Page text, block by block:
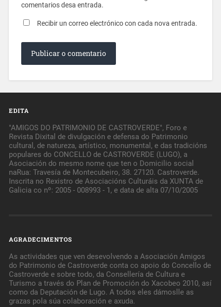
comentarios desa entrada.
Recibir un correo electrónico con cada nova entrada.
EDITA
"AMIGOS DO PATRIMONIO DE CASTROVERDE", Foro e
Revista Dixital de divulgación e defensa do Patrimonio
cultural, de natureza, artístico, monumental, e das tradicións
populares do CONCELLO de CASTROVERDE (LUGO), a
Asociación do mesmo nome que ten o Domicilio social
naRua: Travesía de Montecubeiro, 38. 27120. Castroverde.
Inscrita no Rexistro de Asociacións Culturáis da XUNTA de
Galicia co nº: 2005 - 008993 - 1, e data de alta 07/10/2005
AGRADECIMENTOS
As actividades que ven desevolvendo a Asociación Amigos
do Patrimonio de Castroverde conta co apoio do Concello de
Castroverde e sobre todo, da Consellería de Cultura e
Turismo a través do Plan de Promoción do Xacobeo 2010, así
como da Deputación de Lugo. A todos eles dámoslle as
grazas pola súa colaboración e axuda.